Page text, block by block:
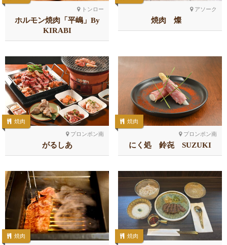
トンロー
ホルモン焼肉「平嶋」By
KIRABI
アソーク
焼肉 燦
プロンポン南
焼肉
がるしあ
プロンポン南
焼肉
にく処 鈴㐂 SUZUKI
焼肉 焼肉